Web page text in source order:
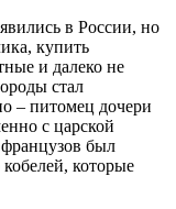
в России, но
купить
и далеко не
стал
– питомец дочери
с царской
был
которые